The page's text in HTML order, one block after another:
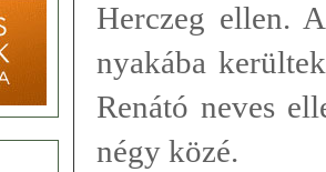
Herczeg ellen.
nyakába
Renátó neves
négy közé.